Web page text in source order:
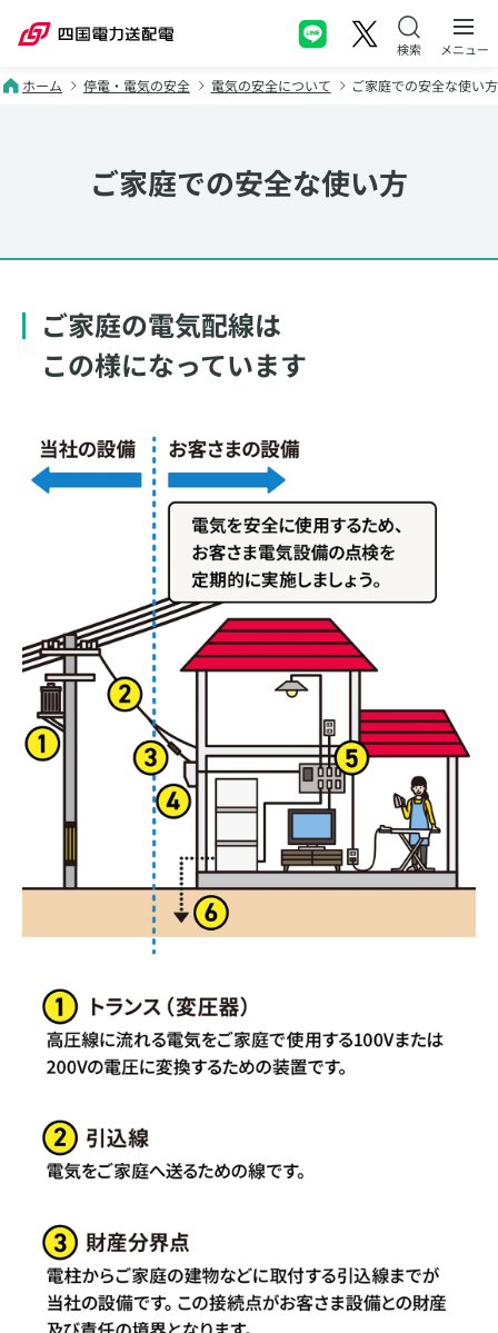
メニュー
ホーム 停電・電気の安全 電気の安全について ご家庭での安全な使い方
ご家庭での安全な使い方
ご家庭の電気配線は
この様になっています